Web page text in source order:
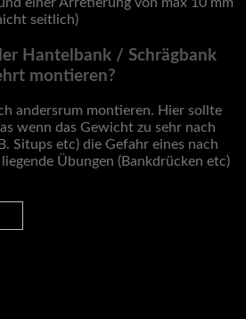
seitlich)
Hantelbank / Schrägbank
montieren?
andersrum montieren. Hier sollte
wenn das Gewicht zu sehr nach
Situps etc) die Gefahr eines nach
Übungen (Bankdrücken etc)